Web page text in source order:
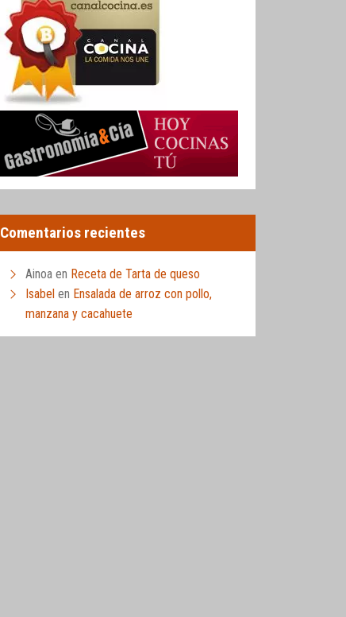
Comentarios recientes
Ainoa en Receta de Tarta de queso
Isabel en Ensalada de arroz con pollo,
manzana y cacahuete